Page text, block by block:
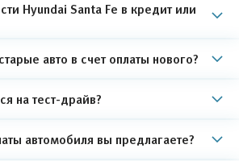
Hyundai Santa Fe в кредит или
авто в счет оплаты нового?
на тест-драйв?
автомобиля вы предлагаете?